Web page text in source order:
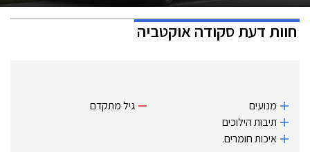
חוות דעתסקודה אוקטביה
מנועים
תיבות הילוכים
איכות חומרים.‏
גיל מתקדם